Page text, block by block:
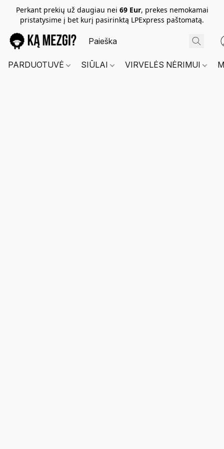
Perkant prekių už daugiau nei 69 Eur, prekes nemokamai
pristatysime į bet kurį pasirinktą LPExpress paštomatą.
PARDUOTUVĖ SIŪLAI VIRVELĖS NĖRIMUI